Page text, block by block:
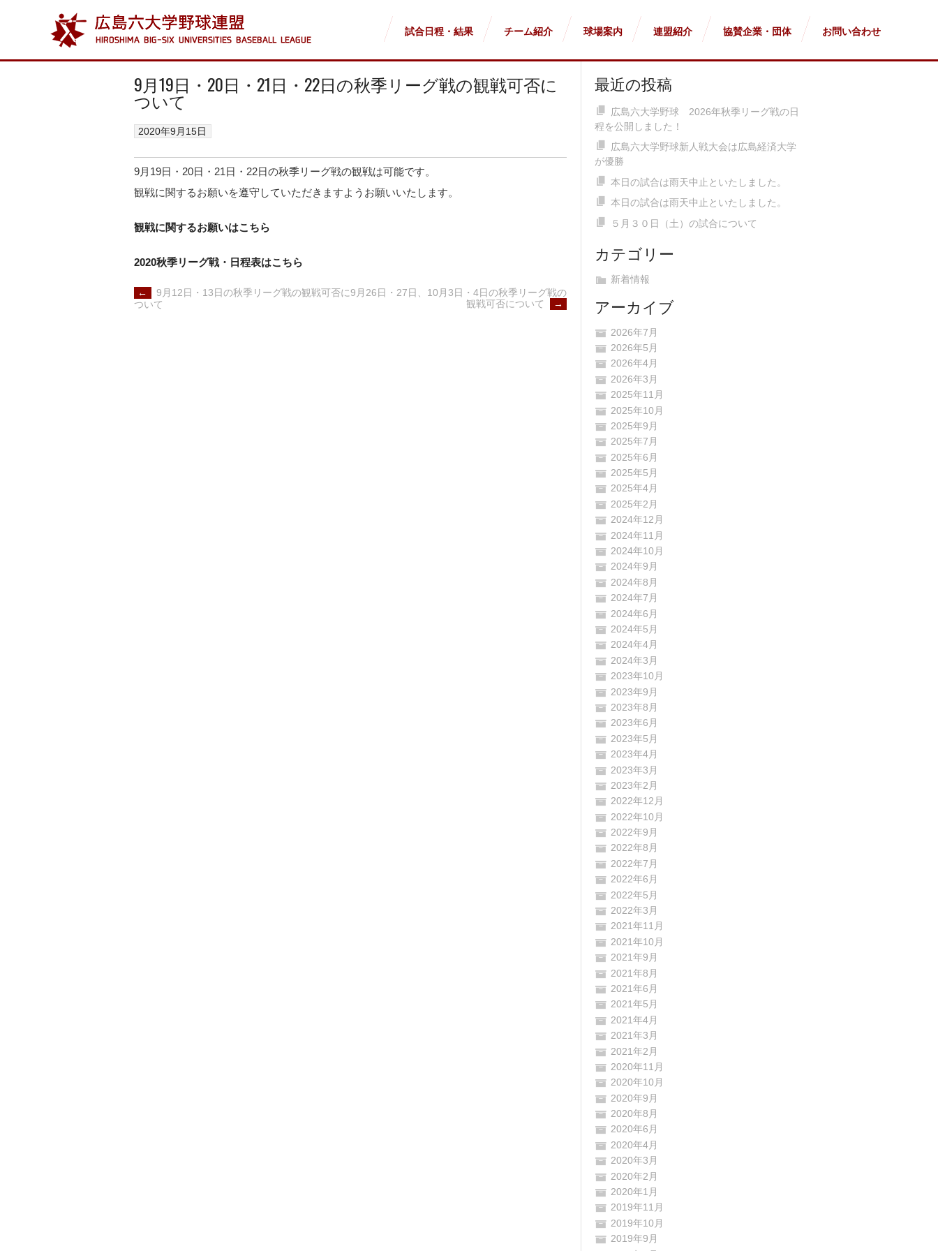
試合日程・結果 チーム紹介 球場案内 連盟紹介 協賛企業・団体 お問い合わせ
9月19日・20日・21日・22日の秋季リーグ戦の観戦可否に
ついて
2020年9月15日
9月19日・20日・21日・22日の秋季リーグ戦の観戦は可能です。
観戦に関するお願いを遵守していただきますようお願いいたします。
観戦に関するお願いはこちら
2020秋季リーグ戦・日程表はこちら
POST
NAVIGATION
←
9月12日・13日の秋季リーグ戦の観戦可否に
ついて
9月26日・27日、10月3日・4日の秋季リーグ戦の
観戦可否について
→
最近の投稿
広島六大学野球 2026年秋季リーグ戦の日
程を公開しました！
広島六大学野球新人戦大会は広島経済大学
が優勝
本日の試合は雨天中止といたしました。
本日の試合は雨天中止といたしました。
５月３０日（土）の試合について
カテゴリー
新着情報
アーカイブ
2026年7月
2026年5月
2026年4月
2026年3月
2025年11月
2025年10月
2025年9月
2025年7月
2025年6月
2025年5月
2025年4月
2025年2月
2024年12月
2024年11月
2024年10月
2024年9月
2024年8月
2024年7月
2024年6月
2024年5月
2024年4月
2024年3月
2023年10月
2023年9月
2023年8月
2023年6月
2023年5月
2023年4月
2023年3月
2023年2月
2022年12月
2022年10月
2022年9月
2022年8月
2022年7月
2022年6月
2022年5月
2022年3月
2021年11月
2021年10月
2021年9月
2021年8月
2021年6月
2021年5月
2021年4月
2021年3月
2021年2月
2020年11月
2020年10月
2020年9月
2020年8月
2020年6月
2020年4月
2020年3月
2020年2月
2020年1月
2019年11月
2019年10月
2019年9月